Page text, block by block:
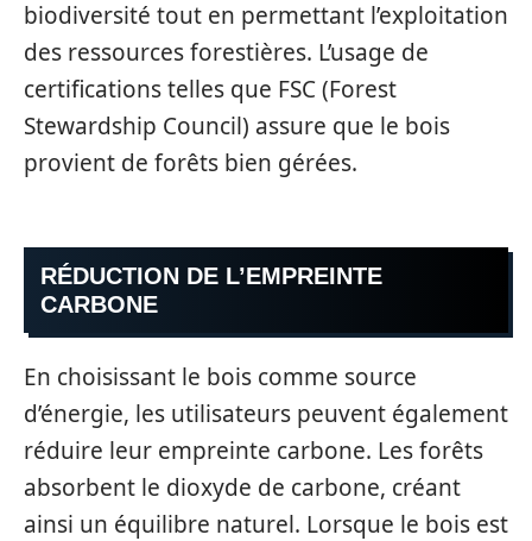
biodiversité tout en permettant l’exploitation
des ressources forestières. L’usage de
certifications telles que FSC (Forest
Stewardship Council) assure que le bois
provient de forêts bien gérées.
RÉDUCTION DE L’EMPREINTE
CARBONE
En choisissant le bois comme source
d’énergie, les utilisateurs peuvent également
réduire leur empreinte carbone. Les forêts
absorbent le dioxyde de carbone, créant
ainsi un équilibre naturel. Lorsque le bois est